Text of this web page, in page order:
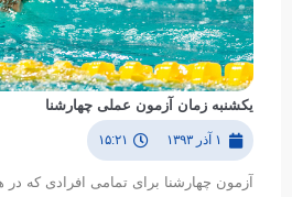
یکشنبه زمان آزمون عملی چهارشنا
۱۵:۲۱